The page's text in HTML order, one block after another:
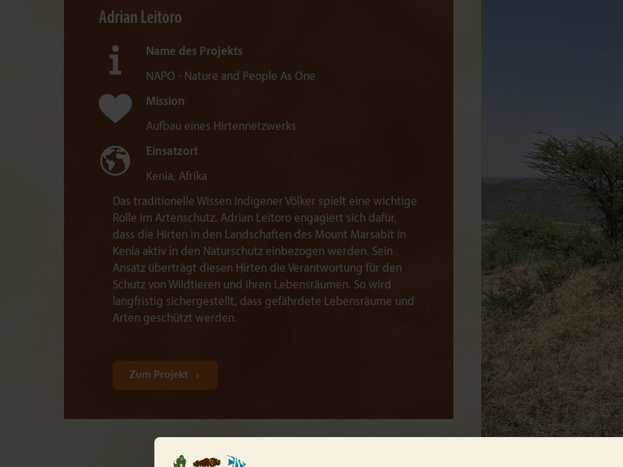
Adrian Leitoro
Name des Projekts
NAPO - Nature and People As One
Mission
Aufbau eines Hirtennetzwerks
Einsatzort
Kenia, Afrika
Das traditionelle Wissen indigener Völker spielt eine wichtige
Rolle im Artenschutz. Adrian Leitoro engagiert sich dafür,
dass die Hirten in den Landschaften des Mount Marsabit in
Kenia aktiv in den Naturschutz einbezogen werden. Sein
Ansatz überträgt diesen Hirten die Verantwortung für den
Schutz von Wildtieren und ihren Lebensräumen. So wird
langfristig sichergestellt, dass gefährdete Lebensräume und
Arten geschützt werden.
Zum Projekt